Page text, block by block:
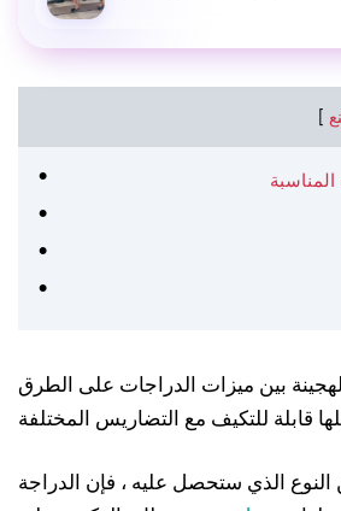
بين ميزات الدراجات على الطرق
النوع الذي ستحصل عليه ، فإن الدراجة